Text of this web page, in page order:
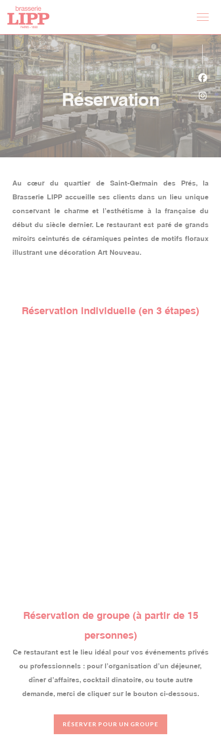
Personnalisation de vos choix en matière de cookies
Réservation
Au cœur du quartier de Saint-Germain des Prés, la
Brasserie LIPP accueille ses clients dans un lieu unique
conservant le charme et l’esthétisme à la française du
début du siècle dernier. Le restaurant est paré de grands
miroirs ceinturés de céramiques peintes de motifs floraux
illustrant une décoration Art Nouveau.
Réservation individuelle (en 3 étapes)
Réservation de groupe (à partir de 15
personnes)
Ce restaurant est le lieu idéal pour vos événements privés
ou professionnels : pour l’organisation d’un déjeuner,
dîner d’affaires, cocktail dinatoire, ou toute autre
demande, merci de cliquer sur le bouton ci-dessous.
RÉSERVER POUR UN GROUPE